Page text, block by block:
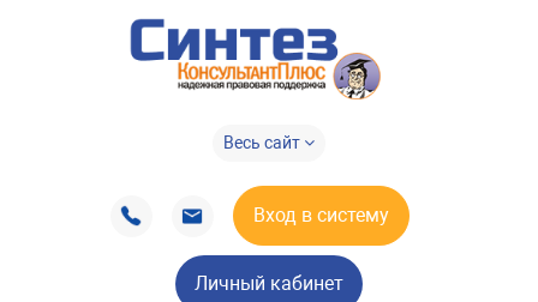
Весь сайт
Вход в систему
Личный кабинет